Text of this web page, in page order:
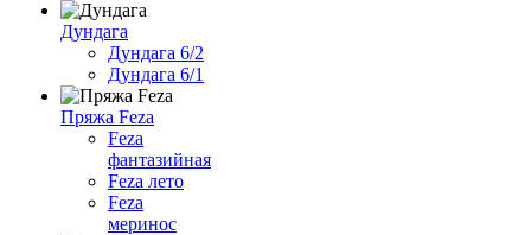
Дундага
Дундага 6/2
Дундага 6/1
Пряжа Feza
Feza
фантазийная
Feza лето
Feza
меринос